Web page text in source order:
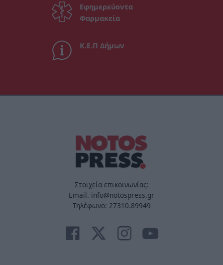
Εφημερεύοντα
Φαρμακεία
Κ.Ε.Π Δήμων
Στοιχεία επικοινωνίας:
Email. info@notospress.gr
Τηλέφωνο: 27310.89949